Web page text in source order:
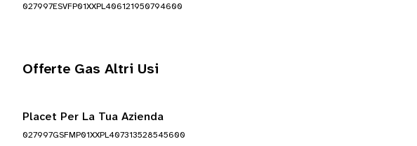
027997ESVFP01XXPL406121950794600
Offerte Gas Altri Usi
Placet Per La Tua Azienda
027997GSFMP01XXPL407313528545600